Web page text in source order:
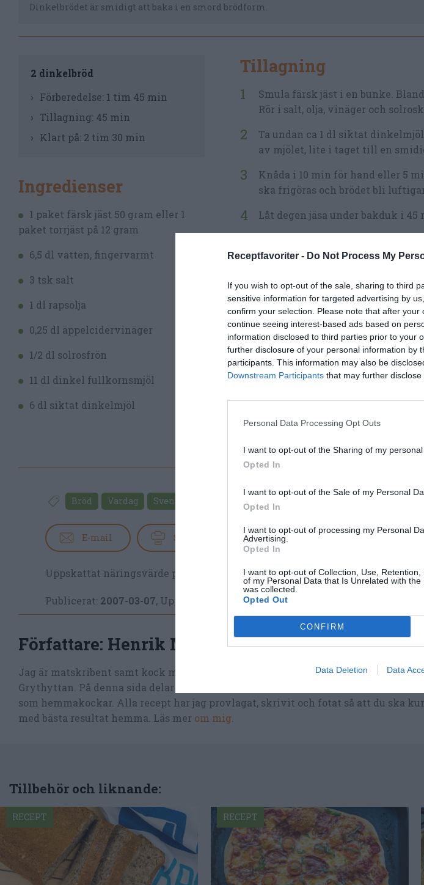
Receptfavoriter - Do Not Process My
If you wish to opt-out of the sale, sharing to third
sensitive information for targeted advertising by
confirm your selection. Please note that after
continue seeing interest-based ads based on
information disclosed to third parties prior to your
further disclosure of your personal information by
participants. This information may also be
Downstream Participants that may further
Personal Data Processing Opt Outs
I want to opt-out of the Sharing of my personal
Opted In
I want to opt-out of the Sale of my Personal
Opted In
I want to opt-out of processing my Personal
Advertising.
Opted In
I want to opt-out of Collection, Use,
of my Personal Data that Is Unrelated with
was collected.
Opted Out
CONFIRM
Data Deletion Data
Dinkelbrödet är smidigt att baka i en smord brödform.
2 dinkelbröd
Förberedelse: 1 tim 45 min
Tillagning: 45 min
Klart på: 2 tim 30 min
Ingredienser
1 paket färsk jäst 50 gram eller 1
paket torrjäst på 12 gram
6,5 dl vatten, fingervarmt
3 tsk salt
1 dl rapsolja
0,25 dl äppelcidervinäger
1/2 dl solrosfrön
11 dl dinkel fullkornsmjöl
6 dl siktat dinkelmjöl
Tillagning
Smula färsk jäst i en bunke.
Rör i salt, olja, vinäger och
Ta undan ca 1 dl siktat
av mjölet, lite i taget till en
Knåda i 10 min för hand eller 5
ska frigöras och brödet bli
Låt degen jäsa under bakduk i 45
brödformar på 1,5 liter med lite
Dela degen i 2 delar och lägg i
Låt limporna jäsa i 30 minuter
Grädda i nedre delen av ugnen i
Låt dinkelbröden svalna
Bröd Vardag Svensk mat Ugnsrätter
E-mail Skriv ut Medel: 72 röster)
Uppskattat näringsvärde per portion: 211 kcal
Publicerat: 2007-03-07, Uppdaterat: 2026-02-06
Författare: Henrik Mattsson
Jag är matskribent samt kock med en fil. kand i Måltidsvetenskap från
Grythyttan. På denna sida delar jag med mig av tusentals olika recept för alla
som hemmakockar. Alla recept har jag provlagat, skrivit och fotat så att du ska
med bästa resultat hemma. Läs mer om mig
Tillbehör och liknande:
RECEPT RECEPT